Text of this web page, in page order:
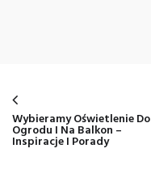
Wybieramy Oświetlenie Do
Ogrodu I Na Balkon –
Inspiracje I Porady